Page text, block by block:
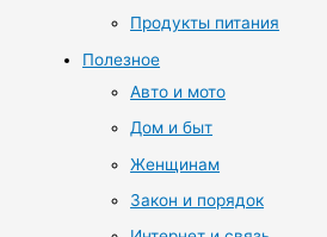
Продукты питания
Полезное
Авто и мото
Дом и быт
Женщинам
Закон и порядок